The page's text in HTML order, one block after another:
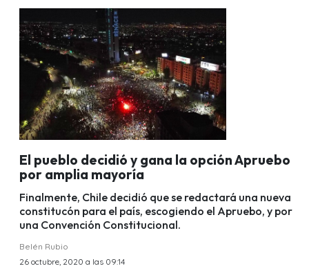
El pueblo decidió y gana la opción Apruebo
por amplia mayoría
Finalmente, Chile decidió que se redactará una nueva
constitucón para el país, escogiendo el Apruebo, y por
una Convención Constitucional.
Belén Rubio
26 octubre, 2020 a las 09:14